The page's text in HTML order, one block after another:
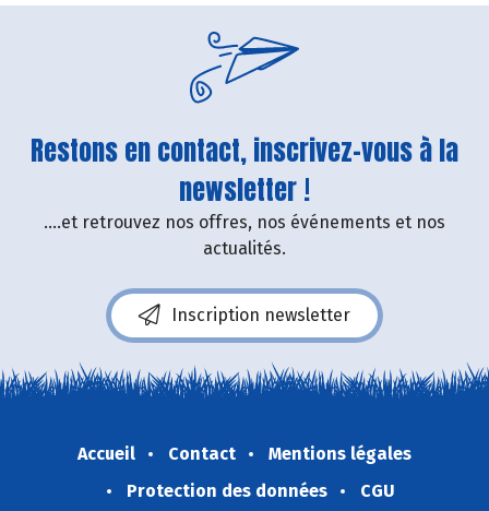
Restons en contact, inscrivez-vous à la
newsletter !
....et retrouvez nos offres, nos événements et nos
actualités.
Inscription newsletter
Accueil Contact
Mentions légales
Protection des données
CGU